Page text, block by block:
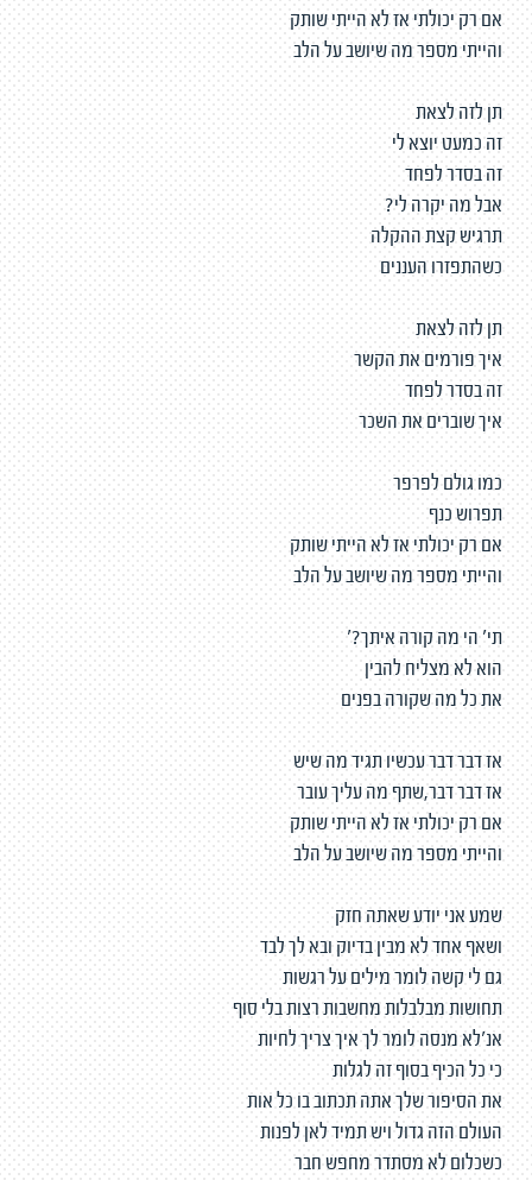
אם רק יכולתי אז לא הייתי שותק
והייתי מספר מה שיושב על הלב
תן לזה לצאת
זה כמעט יוצא לי
זה בסדר לפחד
אבל מה יקרה לי?
תרגיש קצת ההקלה
כשהתפזרו העננים
תן לזה לצאת
איך פורמים את הקשר
זה בסדר לפחד
איך שוברים את השכר
כמו גולם לפרפר
תפרוש כנף
אם רק יכולתי אז לא הייתי שותק
והייתי מספר מה שיושב על הלב
תי' הי מה קורה איתך?'
הוא לא מצליח להבין
את כל מה שקורה בפנים
אז דבר דבר עכשיו תגיד מה שיש
אז דבר דבר,שתף מה עליך עובר
אם רק יכולתי אז לא הייתי שותק
והייתי מספר מה שיושב על הלב
שמע אני יודע שאתה חזק
ושאף אחד לא מבין בדיוק ובא לך לבד
גם לי קשה לומר מילים על רגשות
תחושות מבלבלות מחשבות רצות בלי סוף
אנ'לא מנסה לומר לך איך צריך לחיות
כי כל הכיף בסוף זה לגלות
את הסיפור שלך אתה תכתוב בו כל אות
העולם הזה גדול ויש תמיד לאן לפנות
כשכלום לא מסתדר מחפש חבר